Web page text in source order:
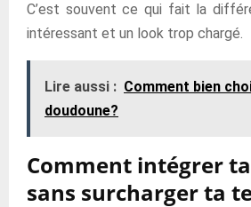
C’est souvent ce qui fait la
intéressant et un look trop chargé.
Lire aussi : Comment bien
doudoune?
Comment intégrer
sans surcharger ta